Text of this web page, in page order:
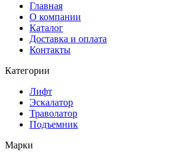
Главная
О компании
Каталог
Доставка и оплата
Контакты
Категории
Лифт
Эскалатор
Траволатор
Подъемник
Марки